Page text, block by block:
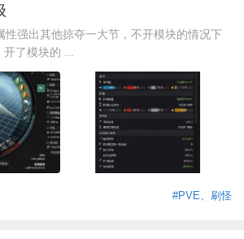
性强出其他掠夺一大节，不开模块的情况下
了模块的 ...
#PVE、刷怪